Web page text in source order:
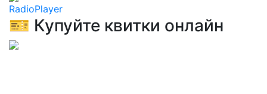
RadioPlayer
🎫 Купуйте квитки онлайн